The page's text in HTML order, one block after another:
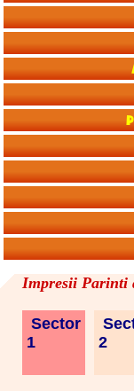
Impresii Parinti
Sector
1
2